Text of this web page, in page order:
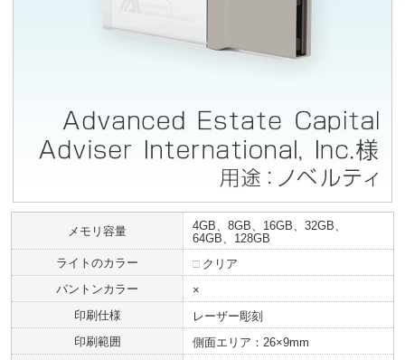
メモリ容量
4GB、8GB、16GB、32GB、
64GB、128GB
ライトのカラー
□ クリア
パントンカラー
×
印刷仕様
レーザー彫刻
印刷範囲
側面エリア：26×9mm